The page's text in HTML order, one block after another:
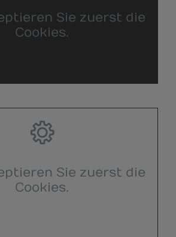
Sie zuerst die
Cookies.
Sie zuerst die
Cookies.